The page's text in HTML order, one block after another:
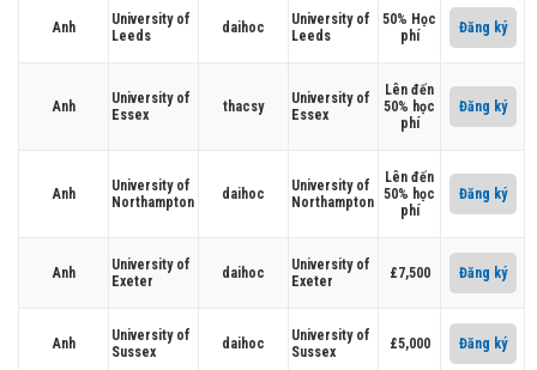
Anh
University of
Leeds
daihoc
University of
Leeds
50% Học
phí
Đăng ký
Anh
University of
Essex
thacsy
University of
Essex
Lên đến
50% học
phí
Đăng ký
Anh
University of
Northampton
daihoc
University of
Northampton
Lên đến
50% học
phí
Đăng ký
Anh
University of
Exeter
daihoc
University of
Exeter
£7,500 Đăng ký
Anh
University of
Sussex
daihoc
University of
Sussex
£5,000 Đăng ký